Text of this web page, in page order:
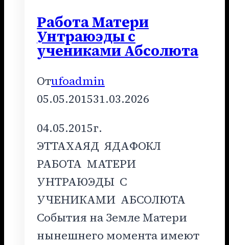
Работа Матери
Унтраюэды с
учениками Абсолюта
Отufoadmin
05.05.201531.03.2026
04.05.2015г.
ЭТТАХАЯД ЯДАФОКЛ
РАБОТА МАТЕРИ
УНТРАЮЭДЫ С
УЧЕНИКАМИ АБСОЛЮТА
События на Земле Матери
нынешнего момента имеют